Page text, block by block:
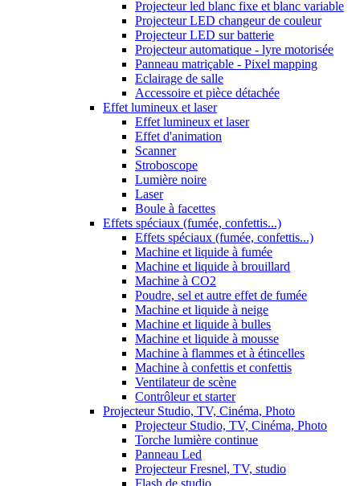
Projecteur led blanc fixe et blanc variable
Projecteur LED changeur de couleur
Projecteur LED sur batterie
Projecteur automatique - lyre motorisée
Panneau matriçable - Pixel mapping
Eclairage de salle
Accessoire et pièce détachée
Effet lumineux et laser
Effet lumineux et laser
Effet d'animation
Scanner
Stroboscope
Lumière noire
Laser
Boule à facettes
Effets spéciaux (fumée, confettis...)
Effets spéciaux (fumée, confettis...)
Machine et liquide à fumée
Machine et liquide à brouillard
Machine à CO2
Poudre, sel et autre effet de fumée
Machine et liquide à neige
Machine et liquide à bulles
Machine et liquide à mousse
Machine à flammes et à étincelles
Machine à confettis et confettis
Ventilateur de scène
Contrôleur et starter
Projecteur Studio, TV, Cinéma, Photo
Projecteur Studio, TV, Cinéma, Photo
Torche lumière continue
Panneau Led
Projecteur Fresnel, TV, studio
Flash de studio